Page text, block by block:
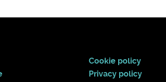
Cookie policy
Privacy policy